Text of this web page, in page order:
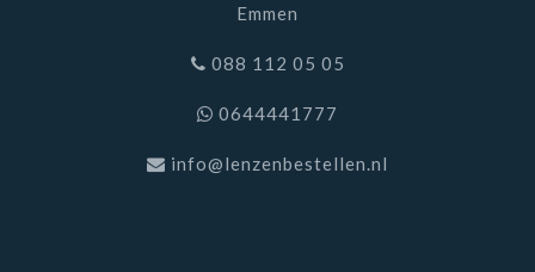
Emmen
088 112 05 05
0644441777
info@lenzenbestellen.nl